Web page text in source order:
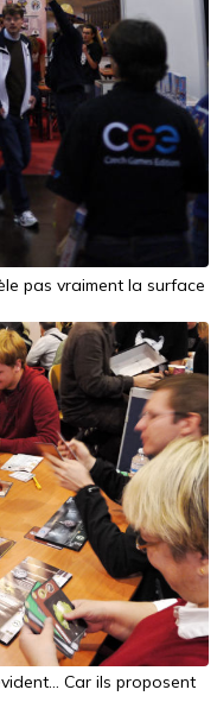
pas vraiment la surface
Car ils proposent